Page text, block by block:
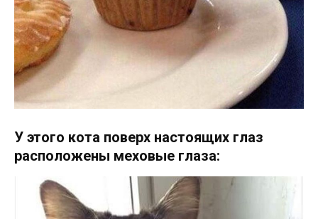
У этого кота поверх настоящих глаз
расположены меховые глаза: